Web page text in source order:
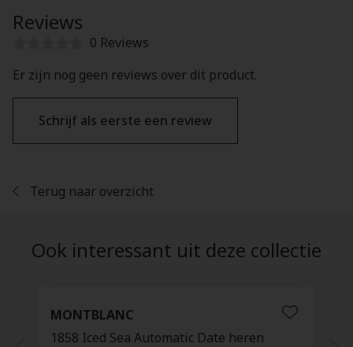
Reviews
0 Reviews
Er zijn nog geen reviews over dit product.
Schrijf als eerste een review
Terug naar overzicht
Ook interessant uit deze collectie
MONTBLANC
1858 Iced Sea Automatic Date heren